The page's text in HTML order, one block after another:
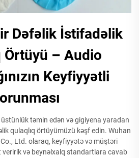
Dəfəlik İstifadəlik
Örtüyü – Audio
Keyfiyyətli
üstünlük təmin edən və gigiyena yaradan
qulaqlıq örtüyümüzü kəşf edin. Wuhan
Ltd. olaraq, keyfiyyətə və müştəri
və beynəlxalq standartlara cavab